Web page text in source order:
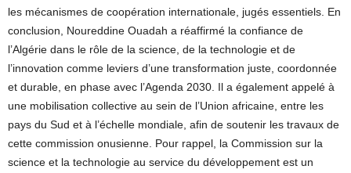
les mécanismes de coopération internationale, jugés essentiels. En
conclusion, Noureddine Ouadah a réaffirmé la confiance de
l’Algérie dans le rôle de la science, de la technologie et de
l’innovation comme leviers d’une transformation juste, coordonnée
et durable, en phase avec l’Agenda 2030. Il a également appelé à
une mobilisation collective au sein de l’Union africaine, entre les
pays du Sud et à l’échelle mondiale, afin de soutenir les travaux de
cette commission onusienne. Pour rappel, la Commission sur la
science et la technologie au service du développement est un